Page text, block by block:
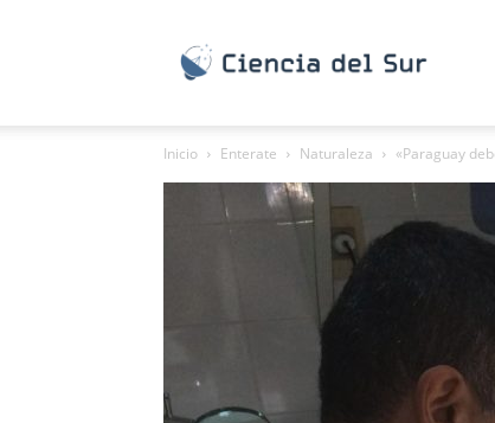
Sur
Inicio Enterate Naturaleza «Paraguay